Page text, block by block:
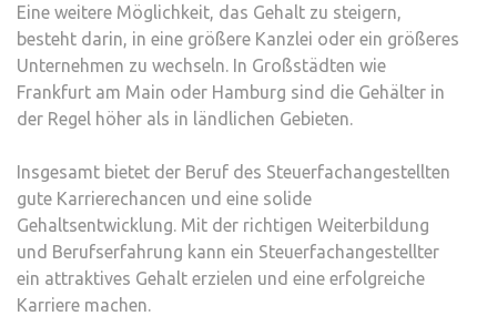
Eine weitere Möglichkeit, das Gehalt zu steigern,
besteht darin, in eine größere Kanzlei oder ein größeres
Unternehmen zu wechseln. In Großstädten wie
Frankfurt am Main oder Hamburg sind die Gehälter in
der Regel höher als in ländlichen Gebieten.
Insgesamt bietet der Beruf des Steuerfachangestellten
gute Karrierechancen und eine solide
Gehaltsentwicklung. Mit der richtigen Weiterbildung
und Berufserfahrung kann ein Steuerfachangestellter
ein attraktives Gehalt erzielen und eine erfolgreiche
Karriere machen.